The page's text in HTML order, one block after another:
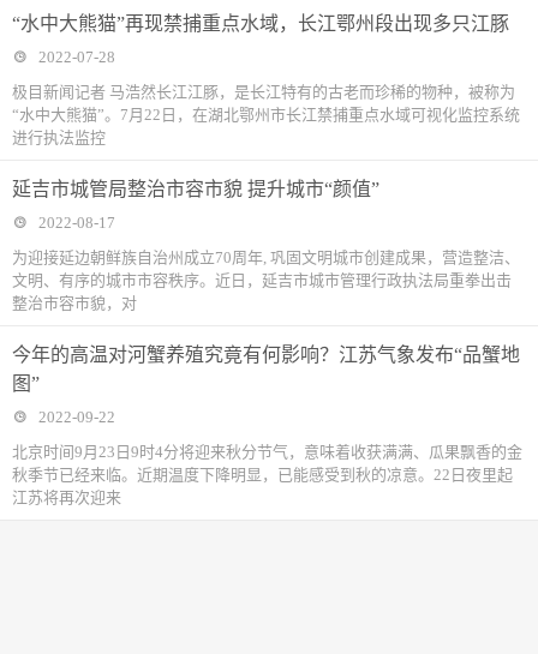
“水中大熊猫”再现禁捕重点水域，长江鄂州段出现多只江豚
2022-07-28
极目新闻记者 马浩然长江江豚，是长江特有的古老而珍稀的物种，被称为
“水中大熊猫”。7月22日，在湖北鄂州市长江禁捕重点水域可视化监控系统
进行执法监控
延吉市城管局整治市容市貌 提升城市“颜值”
2022-08-17
为迎接延边朝鲜族自治州成立70周年, 巩固文明城市创建成果，营造整洁、
文明、有序的城市市容秩序。近日，延吉市城市管理行政执法局重拳出击
整治市容市貌，对
今年的高温对河蟹养殖究竟有何影响？江苏气象发布“品蟹地
图”
2022-09-22
北京时间9月23日9时4分将迎来秋分节气，意味着收获满满、瓜果飘香的金
秋季节已经来临。近期温度下降明显，已能感受到秋的凉意。22日夜里起
江苏将再次迎来